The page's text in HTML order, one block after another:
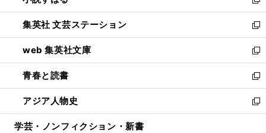
開
く
ウ
ィ
ン
ド
ウ
で
開
く
し
い
ウ
ィ
ン
ド
ウ
で
開
集英社 文芸ステーション
新
し
い
ウ
ィ
ン
ド
ウ
web 集英社文庫
新
し
い
ウ
ィ
ン
青春と読書
新
し
い
ウ
アジア人物史
新
し
学芸・ノンフィクション・新書